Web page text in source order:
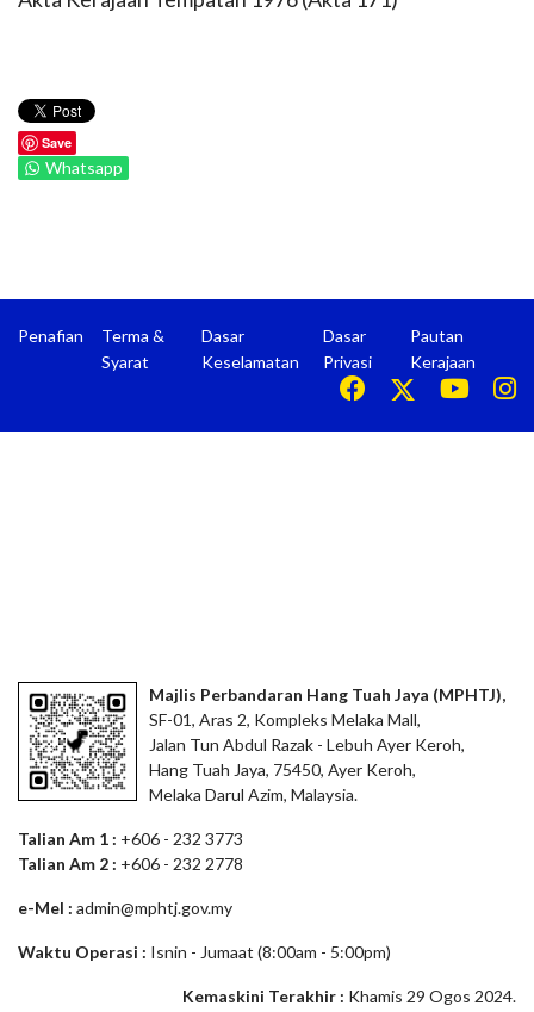
Save
Whatsapp
Penafian
Terma &
Syarat
Dasar
Keselamatan
Dasar
Privasi
Pautan
Kerajaan
Majlis Perbandaran Hang Tuah Jaya (MPHTJ),
SF-01, Aras 2, Kompleks Melaka Mall,
Jalan Tun Abdul Razak - Lebuh Ayer Keroh,
Hang Tuah Jaya, 75450, Ayer Keroh,
Melaka Darul Azim, Malaysia.
Talian Am 1 : +606 - 232 3773
Talian Am 2 : +606 - 232 2778
e-Mel : admin@mphtj.gov.my
Waktu Operasi : Isnin - Jumaat (8:00am - 5:00pm)
Kemaskini Terakhir : Khamis 29 Ogos 2024.